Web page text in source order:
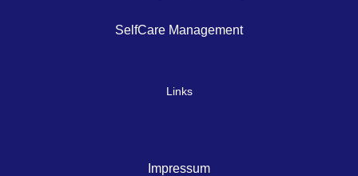
SelfCare Management
Links
Impressum